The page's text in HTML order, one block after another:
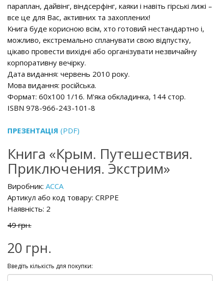
параплан, дайвінг, віндсерфінг, каяки і навіть гірські лижі –
все це для Вас, активних та захоплених!
Книга буде корисною всім, хто готовий нестандартно і,
можливо, екстремально спланувати свою відпустку,
цікаво провести вихідні або організувати незвичайну
корпоративну вечірку.
Дата видання: червень 2010 року.
Мова видання: російська.
Формат: 60x100 1/16. М'яка обкладинка, 144 стор.
ISBN 978-966-243-101-8
ПРЕЗЕНТАЦІЯ (PDF)
Книга «Крым. Путешествия.
Приключения. Экстрим»
Виробник: АССА
Артикул або код товару: CRPPE
Наявність: 2
49 грн.
20 грн.
Введіть кількість для покупки: